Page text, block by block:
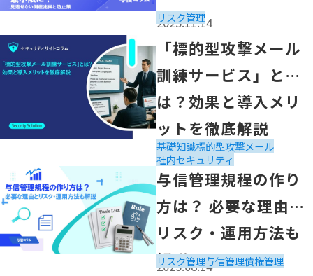
2025.11.14
リスク管理
「「標的型攻撃メール訓練サービス」とは？効果と導入
2025.10.15
「標的型攻撃メール
訓練サービス」と
は？効果と導入メリ
ットを徹底解説
基礎知識標的型攻撃メール
社内セキュリティ
「与信管理規程の作り方は？ 必要な理由とリスク・運用
2025.08.14
与信管理規程の作り
方は？ 必要な理由と
リスク・運用方法も
解説
リスク管理与信管理債権管理